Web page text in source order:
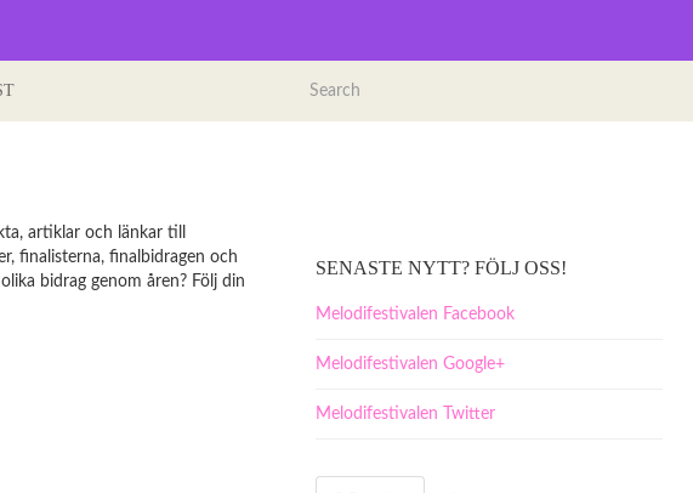
artiklar och länkar till
finalisterna, finalbidragen och
bidrag genom åren? Följ din
SENASTE NYTT? FÖLJ OSS!
Melodifestivalen Facebook
Melodifestivalen Google+
Melodifestivalen Twitter